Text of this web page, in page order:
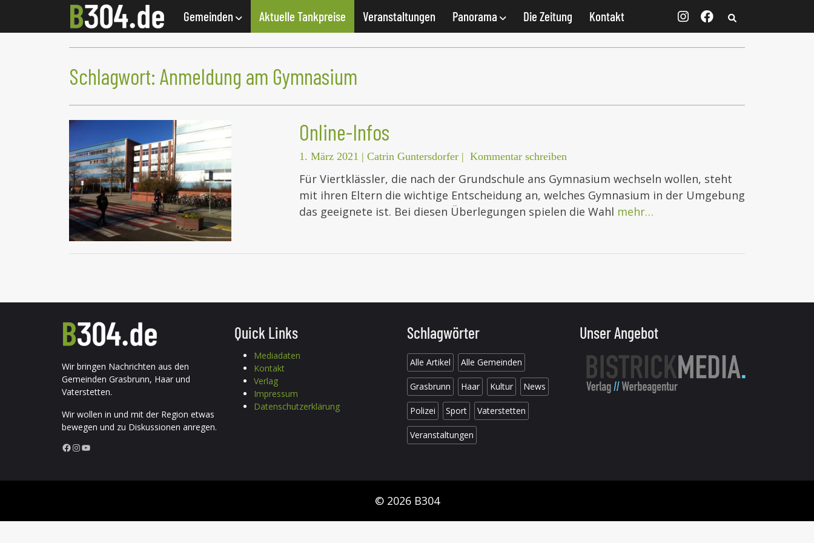
Gemeinden Aktuelle Tankpreise Veranstaltungen Panorama Die Zeitung Kontakt
Schlagwort: Anmeldung am Gymnasium
Online-Infos
1. März 2021 | Catrin Guntersdorfer | Kommentar schreiben
Für Viertklässler, die nach der Grundschule ans Gymnasium wechseln wollen, steht
mit ihren Eltern die wichtige Entscheidung an, welches Gymnasium in der Umgebung
das geeignete ist. Bei diesen Überlegungen spielen die Wahl mehr…
Wir bringen Nachrichten aus den
Gemeinden Grasbrunn, Haar und
Vaterstetten.
Wir wollen in und mit der Region etwas
bewegen und zu Diskussionen anregen.
Facebook InstagramYouTube
Quick Links
Mediadaten
Kontakt
Verlag
Impressum
Datenschutzerklärung
Schlagwörter
Alle Artikel Alle Gemeinden
Grasbrunn Haar Kultur News
Polizei Sport Vaterstetten
Veranstaltungen
Unser Angebot
© 2026 B304